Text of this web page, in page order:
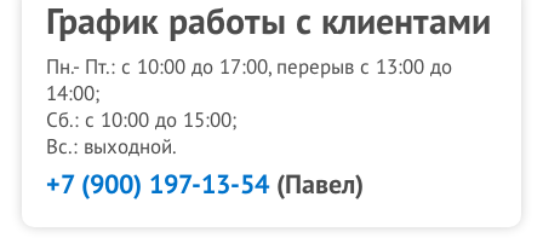
График работы с клиентами
Пн.- Пт.: с 10:00 до 17:00, перерыв с 13:00 до
14:00;
Сб.: с 10:00 до 15:00;
Вс.: выходной.
+7 (900) 197-13-54(Павел)